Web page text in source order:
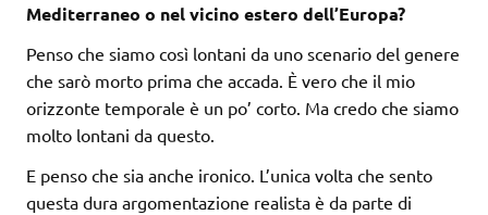
Mediterraneo o nel vicino estero dell’Europa?
Penso che siamo così lontani da uno scenario del genere
che sarò morto prima che accada. È vero che il mio
orizzonte temporale è un po’ corto. Ma credo che siamo
molto lontani da questo.
E penso che sia anche ironico. L’unica volta che sento
questa dura argomentazione realista è da parte di